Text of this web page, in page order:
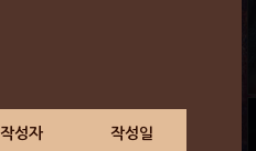
작성자 작성일